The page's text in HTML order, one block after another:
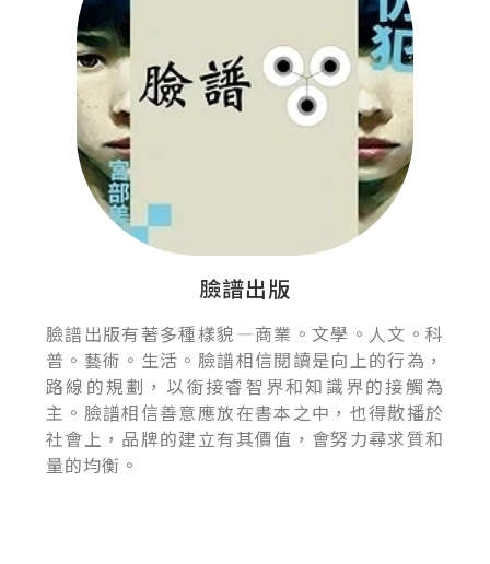
臉譜出版
臉譜出版有著多種樣貌—商業。文學。人文。科
普。藝術。生活。臉譜相信閱讀是向上的行為，
路線的規劃，以銜接睿智界和知識界的接觸為
主。臉譜相信善意應放在書本之中，也得散播於
社會上，品牌的建立有其價值，會努力尋求質和
量的均衡。